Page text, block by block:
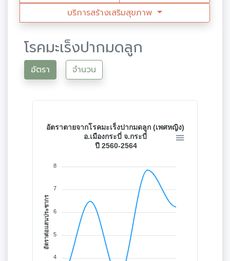
บริการสร้างเสริมสุขภาพ
โรคมะเร็งปากมดลูก
อัตรา จำนวน